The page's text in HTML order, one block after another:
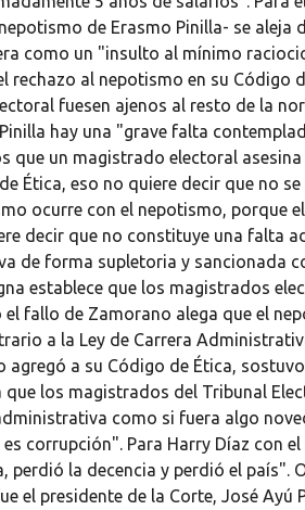
de Erasmo Pinilla- se aleja
como un "insulto al mínimo
rechazo al nepotismo en su Código
fuesen ajenos al resto de la
hay una "grave falta
que un magistrado electoral
Ética, eso no quiere decir que no
ocurre con el nepotismo, porque
decir que no constituye una falta
de forma supletoria y sancionada
establece que los magistrados
fallo de Zamorano alega que el
a la Ley de Carrera
agregó a su Código de Ética,
los magistrados del Tribunal
como si fuera algo
corrupción". Para Harry Díaz con
perdió la decencia y perdió el país".
el presidente de la Corte, José Ayú